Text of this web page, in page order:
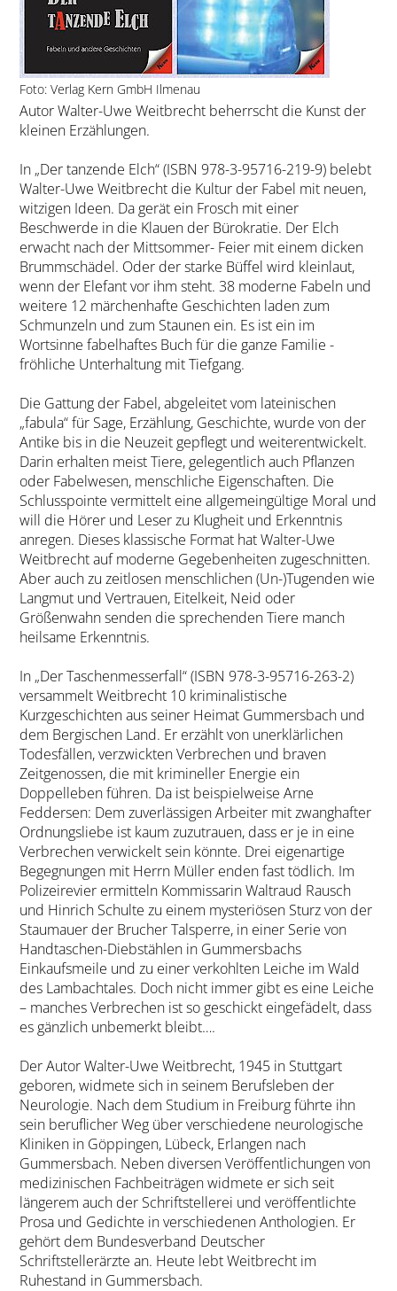
Foto: Verlag Kern GmbH Ilmenau
Autor Walter-Uwe Weitbrecht beherrscht die Kunst der
kleinen Erzählungen.
In „Der tanzende Elch“ (ISBN 978-3-95716-219-9) belebt
Walter-Uwe Weitbrecht die Kultur der Fabel mit neuen,
witzigen Ideen. Da gerät ein Frosch mit einer
Beschwerde in die Klauen der Bürokratie. Der Elch
erwacht nach der Mittsommer- Feier mit einem dicken
Brummschädel. Oder der starke Büffel wird kleinlaut,
wenn der Elefant vor ihm steht. 38 moderne Fabeln und
weitere 12 märchenhafte Geschichten laden zum
Schmunzeln und zum Staunen ein. Es ist ein im
Wortsinne fabelhaftes Buch für die ganze Familie -
fröhliche Unterhaltung mit Tiefgang.
Die Gattung der Fabel, abgeleitet vom lateinischen
„fabula“ für Sage, Erzählung, Geschichte, wurde von der
Antike bis in die Neuzeit gepflegt und weiterentwickelt.
Darin erhalten meist Tiere, gelegentlich auch Pflanzen
oder Fabelwesen, menschliche Eigenschaften. Die
Schlusspointe vermittelt eine allgemeingültige Moral und
will die Hörer und Leser zu Klugheit und Erkenntnis
anregen. Dieses klassische Format hat Walter-Uwe
Weitbrecht auf moderne Gegebenheiten zugeschnitten.
Aber auch zu zeitlosen menschlichen (Un-)Tugenden wie
Langmut und Vertrauen, Eitelkeit, Neid oder
Größenwahn senden die sprechenden Tiere manch
heilsame Erkenntnis.
In „Der Taschenmesserfall“ (ISBN 978-3-95716-263-2)
versammelt Weitbrecht 10 kriminalistische
Kurzgeschichten aus seiner Heimat Gummersbach und
dem Bergischen Land. Er erzählt von unerklärlichen
Todesfällen, verzwickten Verbrechen und braven
Zeitgenossen, die mit krimineller Energie ein
Doppelleben führen. Da ist beispielweise Arne
Feddersen: Dem zuverlässigen Arbeiter mit zwanghafter
Ordnungsliebe ist kaum zuzutrauen, dass er je in eine
Verbrechen verwickelt sein könnte. Drei eigenartige
Begegnungen mit Herrn Müller enden fast tödlich. Im
Polizeirevier ermitteln Kommissarin Waltraud Rausch
und Hinrich Schulte zu einem mysteriösen Sturz von der
Staumauer der Brucher Talsperre, in einer Serie von
Handtaschen-Diebstählen in Gummersbachs
Einkaufsmeile und zu einer verkohlten Leiche im Wald
des Lambachtales. Doch nicht immer gibt es eine Leiche
– manches Verbrechen ist so geschickt eingefädelt, dass
es gänzlich unbemerkt bleibt….
Der Autor Walter-Uwe Weitbrecht, 1945 in Stuttgart
geboren, widmete sich in seinem Berufsleben der
Neurologie. Nach dem Studium in Freiburg führte ihn
sein beruflicher Weg über verschiedene neurologische
Kliniken in Göppingen, Lübeck, Erlangen nach
Gummersbach. Neben diversen Veröffentlichungen von
medizinischen Fachbeiträgen widmete er sich seit
längerem auch der Schriftstellerei und veröffentlichte
Prosa und Gedichte in verschiedenen Anthologien. Er
gehört dem Bundesverband Deutscher
Schriftstellerärzte an. Heute lebt Weitbrecht im
Ruhestand in Gummersbach.